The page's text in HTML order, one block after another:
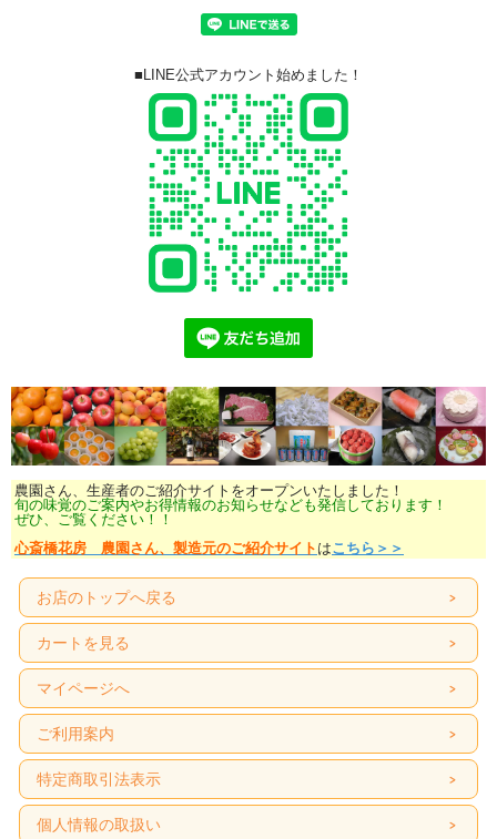
■LINE公式アカウント始めました！
農園さん、生産者のご紹介サイトをオープンいたしました！
旬の味覚のご案内やお得情報のお知らせなども発信しております！
ぜひ、ご覧ください！！
心斎橋花房 農園さん、製造元のご紹介サイト はこちら＞＞
お店のトップへ戻る
カートを見る
マイページへ
ご利用案内
特定商取引法表示
個人情報の取扱い